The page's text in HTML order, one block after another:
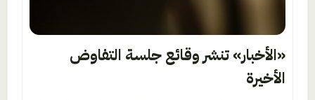
«الأخبار» تنشر وقائع جلسة التفاوض
الأخيرة